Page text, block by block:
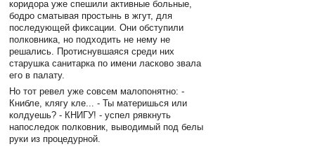
коридора уже спешили активные больные,
бодро сматывая простынь в жгут, для
последующей фиксации. Они обступили
полковника, но подходить не нему не
решались. Протиснувшаяся среди них
старушка санитарка по имени ласково звала
его в палату.
Но тот ревел уже совсем малопонятно: -
Книбле, клягу кле... - Ты материшься или
колдуешь? - КНИГУ! - успел рявкнуть
напоследок полковник, выводимый под белы
руки из процедурной.